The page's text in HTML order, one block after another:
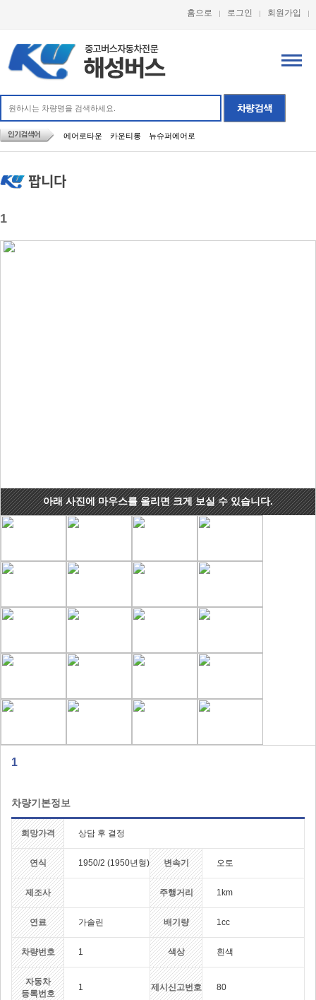
홈으로 로그인 회원가입
에어로타운 카운티롱 뉴슈퍼에어로
팝니다
1
아래 사진에 마우스를 올리면 크게 보실 수 있습니다.
1
차량기본정보
희망가격 상담 후 결정
연식 1950/2 (1950년형) 변속기 오토
제조사 주행거리 1km
연료 가솔린 배기량 1cc
차량번호 1 색상 흰색
자동차
등록번호
1 제시신고번호 80